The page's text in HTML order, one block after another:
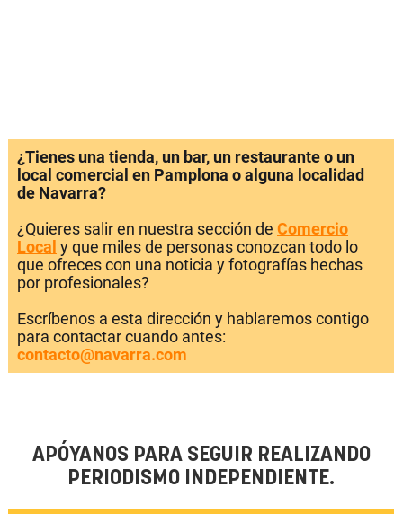
¿Tienes una tienda, un bar, un restaurante o un
local comercial en Pamplona o alguna localidad
de Navarra?
¿Quieres salir en nuestra sección de Comercio
Local y que miles de personas conozcan todo lo
que ofreces con una noticia y fotografías hechas
por profesionales?
Escríbenos a esta dirección y hablaremos contigo
para contactar cuando antes:
contacto@navarra.com
APÓYANOS PARA SEGUIR REALIZANDO
PERIODISMO INDEPENDIENTE.